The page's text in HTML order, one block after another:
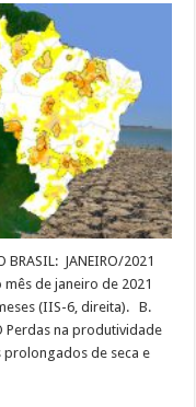
BRASIL: JANEIRO/2021
de janeiro de 2021
(IIS-6, direita). B.
Perdas na produtividade
de seca e